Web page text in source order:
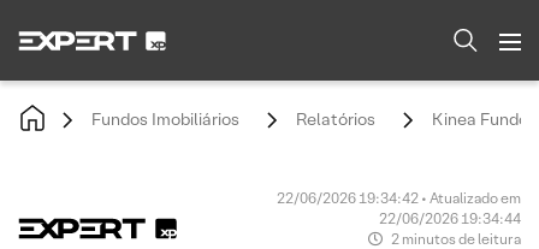
Fundos Imobiliários Relatórios Kinea Fundo
22/06/2026 19:34:42 • Atualizado em
22/06/2026 19:34:44
2 minutos de leitura